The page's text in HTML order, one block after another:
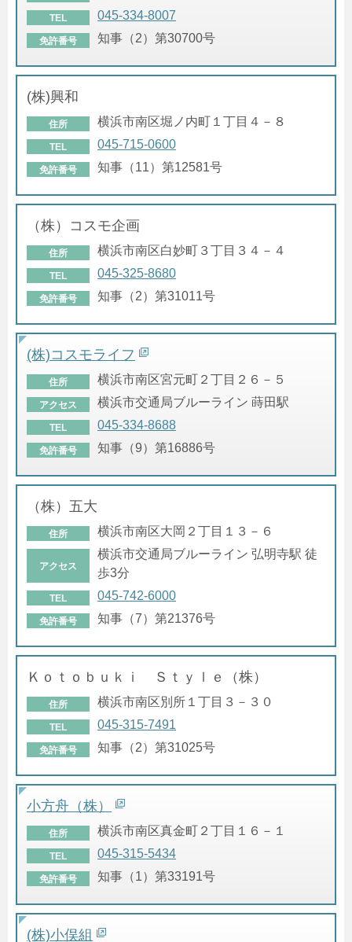
TEL 045-334-8007
免許番号 知事（2）第30700号
(株)興和
住所 横浜市南区堀ノ内町１丁目４－８
TEL 045-715-0600
免許番号 知事（11）第12581号
（株）コスモ企画
住所 横浜市南区白妙町３丁目３４－４
TEL 045-325-8680
免許番号 知事（2）第31011号
(株)コスモライフ
住所 横浜市南区宮元町２丁目２６－５
アクセス 横浜市交通局ブルーライン 蒔田駅
TEL 045-334-8688
免許番号 知事（9）第16886号
（株）五大
住所 横浜市南区大岡２丁目１３－６
アクセス
横浜市交通局ブルーライン 弘明寺駅 徒
歩3分
TEL 045-742-6000
免許番号 知事（7）第21376号
Ｋｏｔｏｂｕｋｉ Ｓｔｙｌｅ（株）
住所 横浜市南区別所１丁目３－３０
TEL 045-315-7491
免許番号 知事（2）第31025号
小方舟（株）
住所 横浜市南区真金町２丁目１６－１
TEL 045-315-5434
免許番号 知事（1）第33191号
(株)小俣組